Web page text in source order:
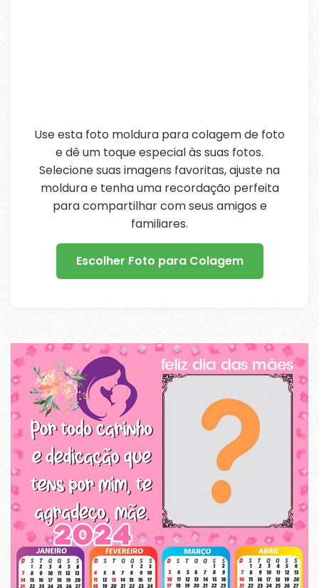
Use esta foto moldura para colagem de foto
e dê um toque especial às suas fotos.
Selecione suas imagens favoritas, ajuste na
moldura e tenha uma recordação perfeita
para compartilhar com seus amigos e
familiares.
Escolher Foto para Colagem